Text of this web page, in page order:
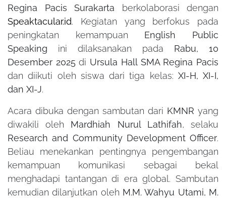
Regina Pacis Surakarta berkolaborasi dengan
Speaktacular.id. Kegiatan yang berfokus pada
peningkatan kemampuan English Public
Speaking ini dilaksanakan pada Rabu, 10
Desember 2025 di Ursula Hall SMA Regina Pacis
dan diikuti oleh siswa dari tiga kelas: XI-H, XI-I,
dan XI-J.
Acara dibuka dengan sambutan dari KMNR yang
diwakili oleh Mardhiah Nurul Lathifah, selaku
Research and Community Development Officer.
Beliau menekankan pentingnya pengembangan
kemampuan komunikasi sebagai bekal
menghadapi tantangan di era global. Sambutan
kemudian dilanjutkan oleh M.M. Wahyu Utami, M.